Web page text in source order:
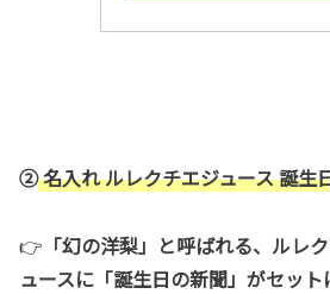
②名入れ ルレクチエジュース 誕生
👉 「幻の洋梨」と呼ばれる、ルレ
ュースに「誕生日の新聞」がセット